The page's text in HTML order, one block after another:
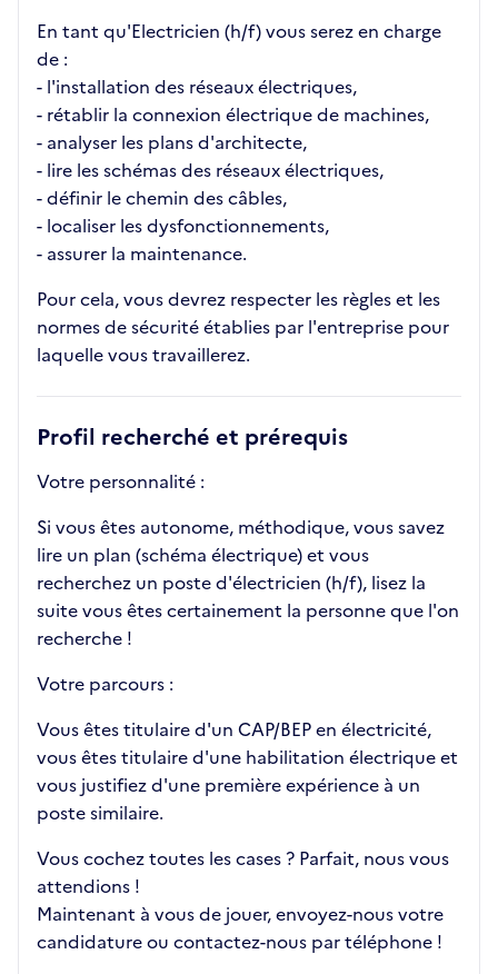
En tant qu'Electricien (h/f) vous serez en charge
de :
- l'installation des réseaux électriques,
- rétablir la connexion électrique de machines,
- analyser les plans d'architecte,
- lire les schémas des réseaux électriques,
- définir le chemin des câbles,
- localiser les dysfonctionnements,
- assurer la maintenance.
Pour cela, vous devrez respecter les règles et les
normes de sécurité établies par l'entreprise pour
laquelle vous travaillerez.
Profil recherché et prérequis
Votre personnalité :
Si vous êtes autonome, méthodique, vous savez
lire un plan (schéma électrique) et vous
recherchez un poste d'électricien (h/f), lisez la
suite vous êtes certainement la personne que l'on
recherche !
Votre parcours :
Vous êtes titulaire d'un CAP/BEP en électricité,
vous êtes titulaire d'une habilitation électrique et
vous justifiez d'une première expérience à un
poste similaire.
Vous cochez toutes les cases ? Parfait, nous vous
attendions !
Maintenant à vous de jouer, envoyez-nous votre
candidature ou contactez-nous par téléphone !